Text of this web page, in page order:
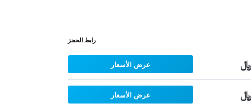
رابط الحجز
عرض الأسعار
عرض الأسعار